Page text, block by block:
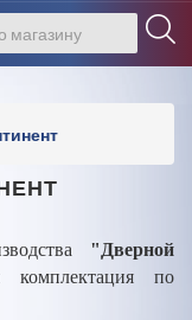
"Дверной
по